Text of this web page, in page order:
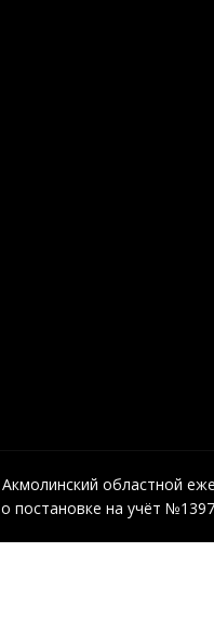
областной
постановке на учёт